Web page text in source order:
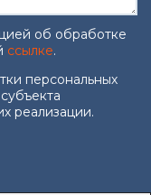
об обработке
ссылке.
персональных
реализации.